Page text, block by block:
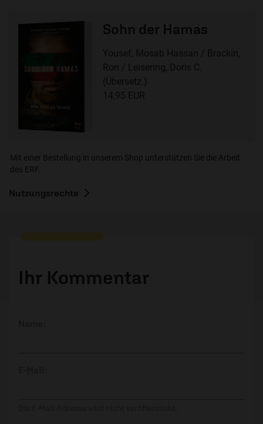
Sohn der Hamas
Yousef, Mosab Hassan / Brackin,
Ron / Leisering, Doris C.
(Übersetz.)
14,95 EUR
Mit einer Bestellung in unserem Shop unterstützen Sie die Arbeit
des ERF.
Nutzungsrechte
Ihr Kommentar